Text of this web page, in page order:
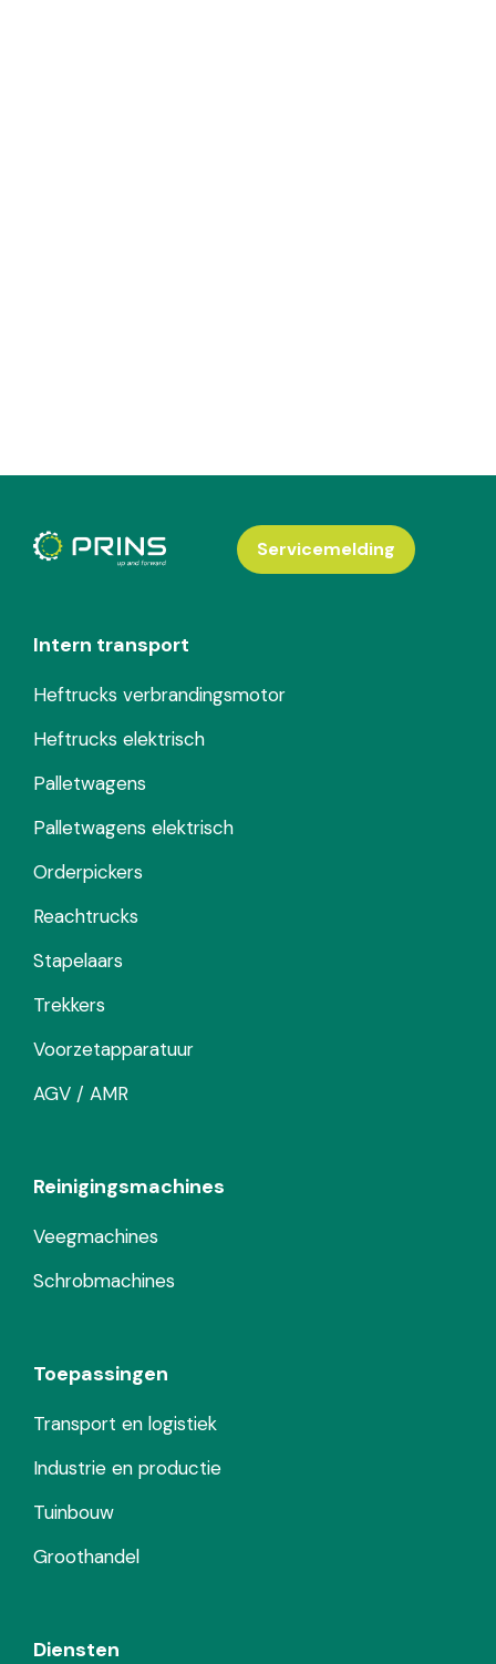
Intern transport
Heftrucks verbrandingsmotor
Heftrucks elektrisch
Palletwagens
Palletwagens elektrisch
Orderpickers
Reachtrucks
Stapelaars
Trekkers
Voorzetapparatuur
AGV / AMR
Reinigingsmachines
Veegmachines
Schrobmachines
Toepassingen
Transport en logistiek
Industrie en productie
Tuinbouw
Groothandel
Diensten
Servicemelding